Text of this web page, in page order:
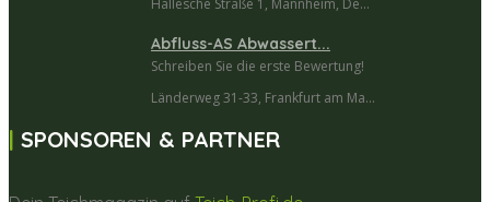
Hallesche Straße 1, Mannheim, De...
Abfluss-AS Abwassert...
Schreiben Sie die erste Bewertung!
Länderweg 31-33, Frankfurt am Ma...
SPONSOREN & PARTNER